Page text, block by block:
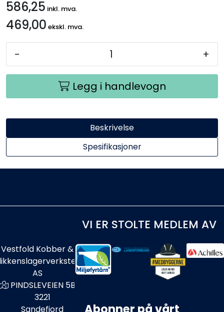
586,25 inkl. mva.
469,00 ekskl. mva.
- +
Legg i handlevogn
Beskrivelse
Spesifikasjoner
VI ER STOLTE MEDLEM AV
Vestfold Kobber &
AS
PINDSLEVEIEN 5B
3221
Sandefjord